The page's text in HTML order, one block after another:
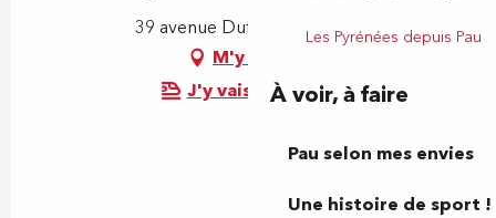
Les Pyrénées depuis Pau
À voir, à faire
Pau selon mes envies
Une histoire de sport !
39 avenue Dufau, 64000 Pau
M'y rendre
J'y vais en train !